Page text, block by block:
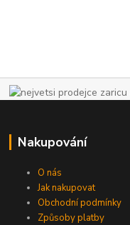
Nakupování
O nás
Jak nakupovat
Obchodní podmínky
Způsoby platby